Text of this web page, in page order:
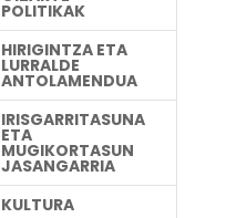
POLITIKAK
HIRIGINTZA ETA
LURRALDE
ANTOLAMENDUA
IRISGARRITASUNA
ETA
MUGIKORTASUN
JASANGARRIA
KULTURA